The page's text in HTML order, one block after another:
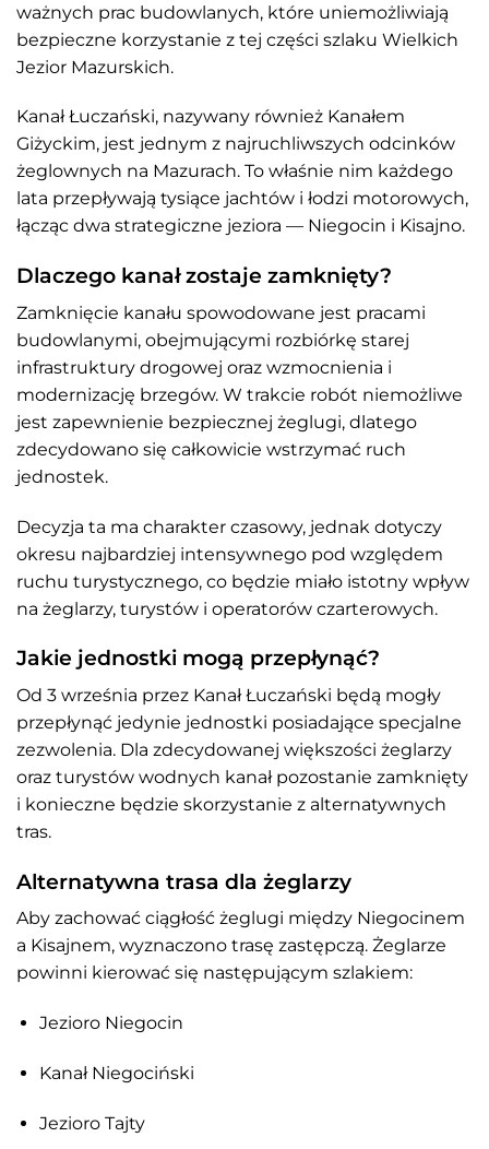
ważnych prac budowlanych, które uniemożliwiają
bezpieczne korzystanie z tej części szlaku Wielkich
Jezior Mazurskich.
Kanał Łuczański, nazywany również Kanałem
Giżyckim, jest jednym z najruchliwszych odcinków
żeglownych na Mazurach. To właśnie nim każdego
lata przepływają tysiące jachtów i łodzi motorowych,
łącząc dwa strategiczne jeziora — Niegocin i Kisajno.
Dlaczego kanał zostaje zamknięty?
Zamknięcie kanału spowodowane jest pracami
budowlanymi, obejmującymi rozbiórkę starej
infrastruktury drogowej oraz wzmocnienia i
modernizację brzegów. W trakcie robót niemożliwe
jest zapewnienie bezpiecznej żeglugi, dlatego
zdecydowano się całkowicie wstrzymać ruch
jednostek.
Decyzja ta ma charakter czasowy, jednak dotyczy
okresu najbardziej intensywnego pod względem
ruchu turystycznego, co będzie miało istotny wpływ
na żeglarzy, turystów i operatorów czarterowych.
Jakie jednostki mogą przepłynąć?
Od 3 września przez Kanał Łuczański będą mogły
przepłynąć jedynie jednostki posiadające specjalne
zezwolenia. Dla zdecydowanej większości żeglarzy
oraz turystów wodnych kanał pozostanie zamknięty
i konieczne będzie skorzystanie z alternatywnych
tras.
Alternatywna trasa dla żeglarzy
Aby zachować ciągłość żeglugi między Niegocinem
a Kisajnem, wyznaczono trasę zastępczą. Żeglarze
powinni kierować się następującym szlakiem:
Jezioro Niegocin
Kanał Niegociński
Jezioro Tajty